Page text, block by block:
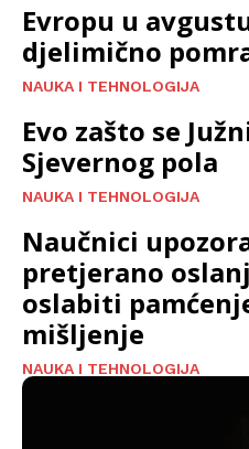
Evropu u
djelimično
NAUKA I TEHNOLOGIJA
Evo zašto se
Sjevernog pola
NAUKA I TEHNOLOGIJA
Naučnici
pretjerano
oslabiti
mišljenje
NAUKA I TEHNOLOGIJA